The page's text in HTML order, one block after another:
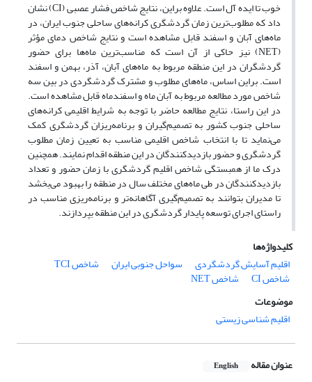
خوب تا ایده آل است.‏‎ ‎علاوه براین، نتایج شاخص فشار عصبی (CI) نشان
داد که مطلوب‌ترین زمان ‏گردشگری کرانه‌های ساحلی جنوب ایران، در
ماه‌های آبان و اسفند قابل ‏مشاهده است و نتایج شاخص دمای مؤثر
(NET) ‏نیز حاکی از آن است که مناسب‌ترین ماه‌ها برای حضور
گردشگران ‏در این منطقه مربوط به ماه‌های آبان، آذر، بهمن و اسفند
است.‏ براین اساس، ماه‌های مطلوب و مشترک گردشگردی در بین سه
شاخص ‏‏مورد مطالعه مربوط به آبان ‏ماه و اسفندماه قابل مشاهده است.‏
در این راستا، نتایج مطالعه حاضر با توجه به شرایط اقلیمی کرانه‌های
ساحلی جنوب کشور به تصمیم‌گیران و برنامه‌ریزان گردشگری کمک
می‌نماید تا با انتخاب شاخص اقلیمی مناسب به تعیین زمان مطلوب
گردشگری و حضور ‏بازدیدکنندگان در این منطقه اقدام نمایند. همچنین
درک ما از همبستگی شاخص اقلیم گردشگری با زمان حضور و ‏تعداد
بازدیدکنندگان در طی ماه‌های مختلف سال در منطقه را بهبود می‌بخشد
تا مدیران بتوانند به تصمیم‌گیری ‏آگاهانه‌تر و برنامه‌ریزی مناسب در
راستای اجرای توسعه پایدار گردشگری در این منطقه بپردازند.
کلیدواژه‌ها
اقلیم آسایش گردشگردی
سواحل جنوبی ایران شاخص‌ TCI
شاخص CI
شاخص NET
موضوعات
اقلیم شناسی زیستی
عنوان مقاله English